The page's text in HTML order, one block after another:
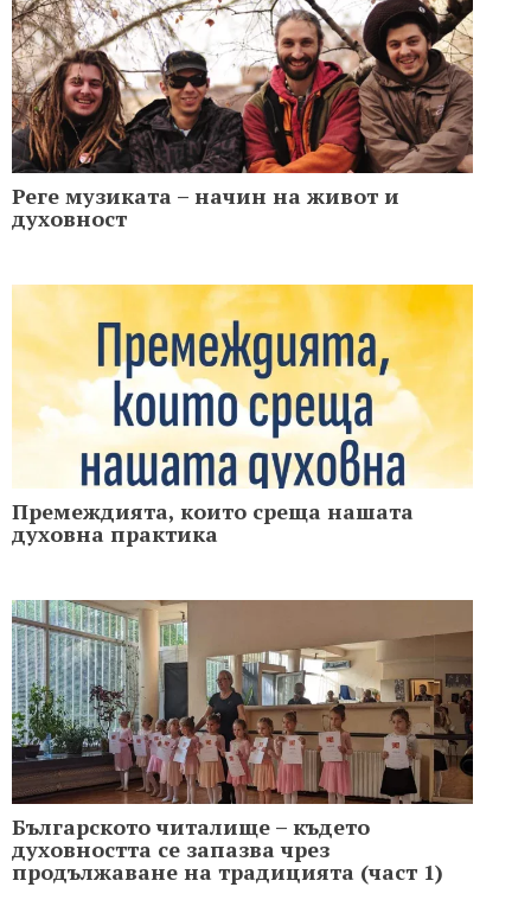
Реге музиката – начин на живот и
духовност
Премеждията, които среща нашата
духовна практика
Българското читалище – където
духовността се запазва чрез
продължаване на традицията (част 1)